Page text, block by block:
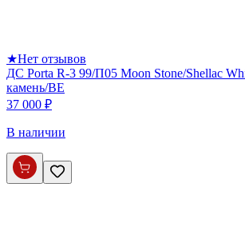
★Нет отзывов
ДС Porta R-3 99/П05 Moon Stone/Shellac
камень/BE
37 000 ₽
В наличии